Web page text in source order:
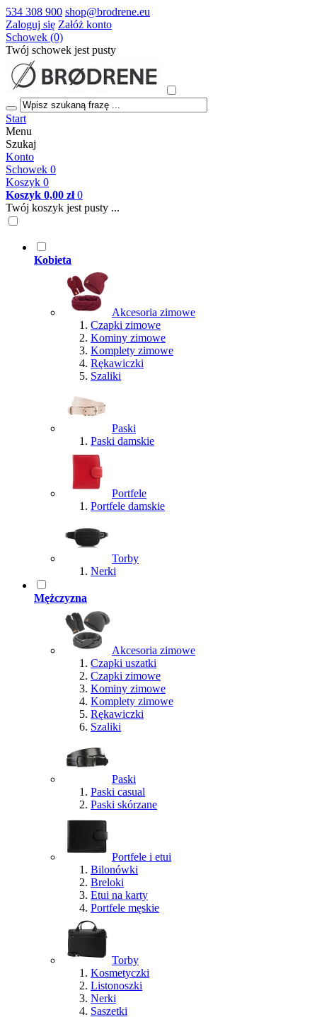
534 308 900 shop@brodrene.eu
Zaloguj się Załóż konto
Schowek (0)
Twój schowek jest pusty
Start
Menu
Szukaj
Konto
Schowek 0
Koszyk 0
Koszyk 0,00 zł 0
Twój koszyk jest pusty ...
Kobieta
Akcesoria zimowe
Czapki zimowe
Kominy zimowe
Komplety zimowe
Rękawiczki
Szaliki
Paski
Paski damskie
Portfele
Portfele damskie
Torby
Nerki
Mężczyzna
Akcesoria zimowe
Czapki uszatki
Czapki zimowe
Kominy zimowe
Komplety zimowe
Rękawiczki
Szaliki
Paski
Paski casual
Paski skórzane
Portfele i etui
Bilonówki
Breloki
Etui na karty
Portfele męskie
Torby
Kosmetyczki
Listonoszki
Nerki
Saszetki